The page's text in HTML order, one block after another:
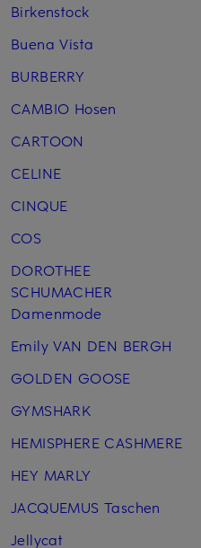
Birkenstock
Buena Vista
BURBERRY
CAMBIO Hosen
CARTOON
CELINE
CINQUE
COS
DOROTHEE
SCHUMACHER
Damenmode
Emily VAN DEN BERGH
GOLDEN GOOSE
GYMSHARK
HEMISPHERE CASHMERE
HEY MARLY
JACQUEMUS Taschen
Jellycat